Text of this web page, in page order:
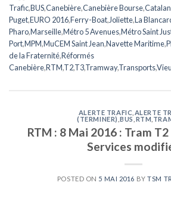
Trafic,BUS,Canebière,Canebière Bourse,
Puget,EURO 2016,Ferry-Boat,Joliette,La
Pharo,Marseille,Métro 5 Avenues,Métro Saint
Port,MPM,MuCEM Saint Jean,Navette Maritime,
de la Fraternité,Réformés
Canebière,RTM,T2,T3,Tramway,Transports,
ALERTE TRAFIC ALERTE
(TERMINER) ,BUS RTM
RTM : 8 Mai 2016 : Tram
Services
POSTED ON 5 MAI 2016 BYTSM